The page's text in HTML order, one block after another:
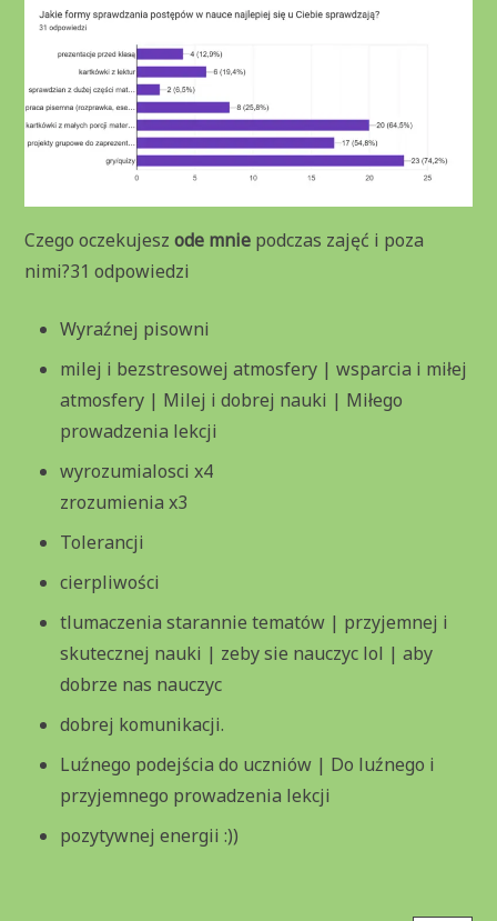
Czego oczekujeszode mnie podczas zajęć i poza
nimi?31 odpowiedzi
Wyraźnej pisowni
milej i bezstresowej atmosfery | wsparcia i miłej
atmosfery | Milej i dobrej nauki | Miłego
prowadzenia lekcji
wyrozumialosci x4
zrozumienia x3
Tolerancji
cierpliwości
tlumaczenia starannie tematów | przyjemnej i
skutecznej nauki | zeby sie nauczyc lol | aby
dobrze nas nauczyc
dobrej komunikacji.
Luźnego podejścia do uczniów | Do luźnego i
przyjemnego prowadzenia lekcji
pozytywnej energii :))